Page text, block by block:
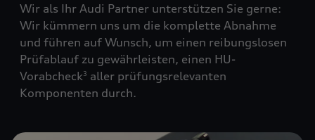
Wir als Ihr Audi Partner unterstützen Sie gerne:
Wir kümmern uns um die komplette Abnahme
und führen auf Wunsch, um einen reibungslosen
Prüfablauf zu gewährleisten, einen HU-
Vorabcheck3 aller prüfungsrelevanten
Komponenten durch.